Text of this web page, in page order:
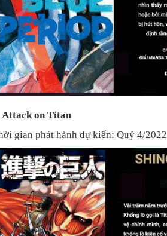
Attack on Titan
gian phát hành dự kiến: Quý 4/2022